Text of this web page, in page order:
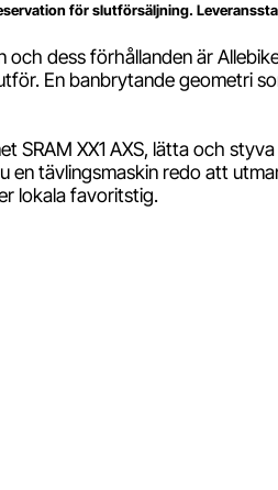
för slutförsäljning.
dess förhållanden är
En banbrytande geometri
SRAM XX1 AXS, lätta och
en tävlingsmaskin redo att
lokala favoritstig.